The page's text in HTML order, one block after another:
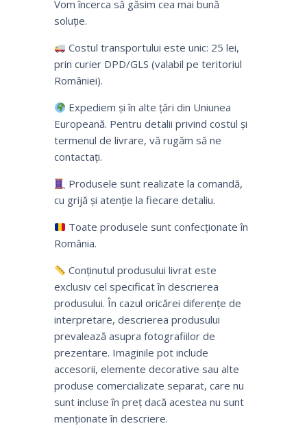
Vom încerca să găsim cea mai bună
soluție.
Costul transportului este unic: 25 lei,
prin curier DPD/GLS (valabil pe teritoriul
României).
Expediem și în alte țări din Uniunea
Europeană. Pentru detalii privind costul și
termenul de livrare, vă rugăm să ne
contactați.
Produsele sunt realizate la comandă,
cu grijă și atenție la fiecare detaliu.
Toate produsele sunt confecționate în
România.
Conținutul produsului livrat este
exclusiv cel specificat în descrierea
produsului. În cazul oricărei diferențe de
interpretare, descrierea produsului
prevalează asupra fotografiilor de
prezentare. Imaginile pot include
accesorii, elemente decorative sau alte
produse comercializate separat, care nu
sunt incluse în preț dacă acestea nu sunt
menționate în descriere.